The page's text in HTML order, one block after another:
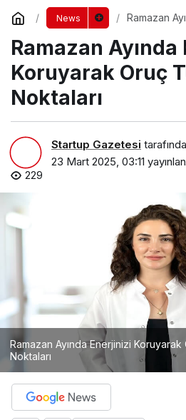
News
Ramazan
Ramazan
Koruyarak Oruç
Noktaları
Startup Gazetesi
23 Mart 2025, 03:11
229
Ramazan Ayında Enerjinizi Koruyarak
Noktaları